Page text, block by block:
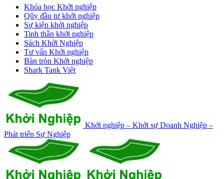
Khóa học Khởi nghiệp
Qũy đầu tư khởi nghiệp
Sự kiện khởi nghiệp
Tinh thần khởi nghiệp
Sách Khởi Nghiệp
Tư vấn Khởi nghiệp
Bàn tròn Khởi nghiệp
Shark Tank Việt
Khởi nghiệp – Khởi sự Doanh Nghiệp –
Phát triển Sự Nghiệp